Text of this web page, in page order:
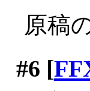
原稿
#6 [